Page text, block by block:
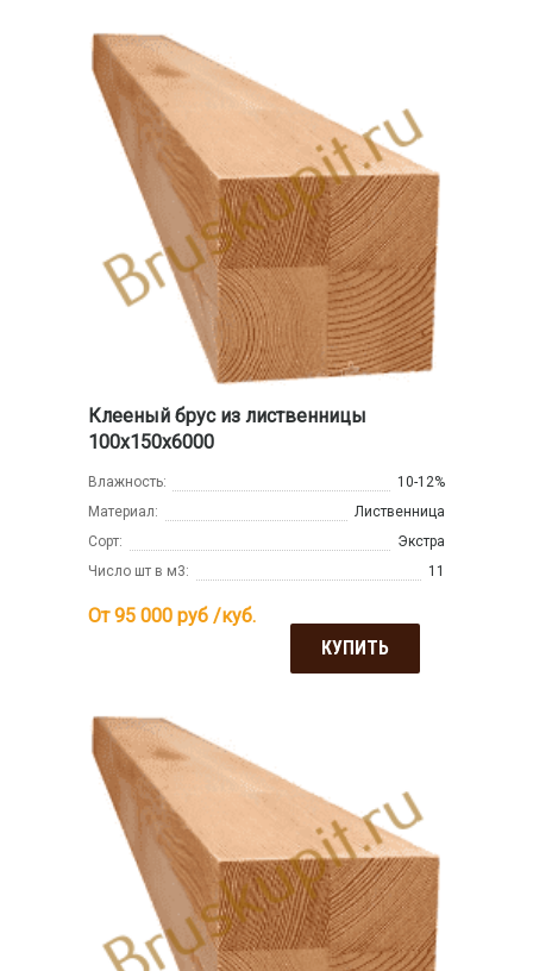
Клееный брус из лиственницы
100х150х6000
Влажность:
10-12%
Материал:
Лиственница
Сорт:
Экстра
Число шт в м3:
11
От 95 000 руб /куб.
КУПИТЬ